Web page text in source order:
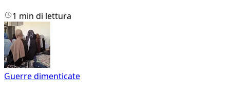
1 min di lettura
Guerre dimenticate